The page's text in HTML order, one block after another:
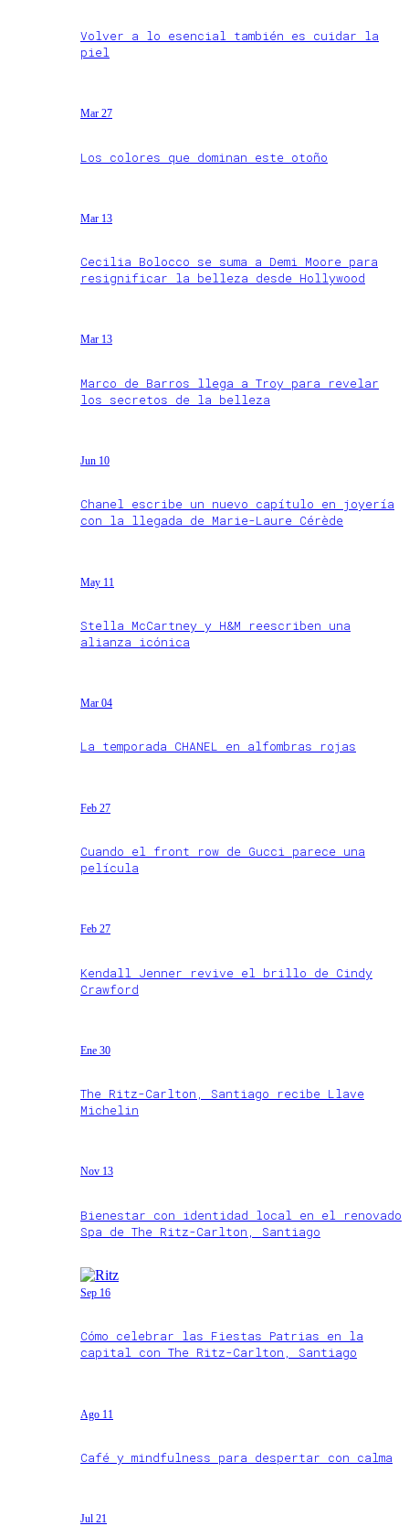
Volver a lo esencial también es cuidar la
piel
Mar 27
Los colores que dominan este otoño
Mar 13
Cecilia Bolocco se suma a Demi Moore para
resignificar la belleza desde Hollywood
Mar 13
Marco de Barros llega a Troy para revelar
los secretos de la belleza
Jun 10
Chanel escribe un nuevo capítulo en joyería
con la llegada de Marie-Laure Cérède
May 11
Stella McCartney y H&M reescriben una
alianza icónica
Mar 04
La temporada CHANEL en alfombras rojas
Feb 27
Cuando el front row de Gucci parece una
película
Feb 27
Kendall Jenner revive el brillo de Cindy
Crawford
Ene 30
The Ritz-Carlton, Santiago recibe Llave
Michelin
Nov 13
Bienestar con identidad local en el renovado
Spa de The Ritz-Carlton, Santiago
Sep 16
Cómo celebrar las Fiestas Patrias en la
capital con The Ritz-Carlton, Santiago
Ago 11
Café y mindfulness para despertar con calma
Jul 21